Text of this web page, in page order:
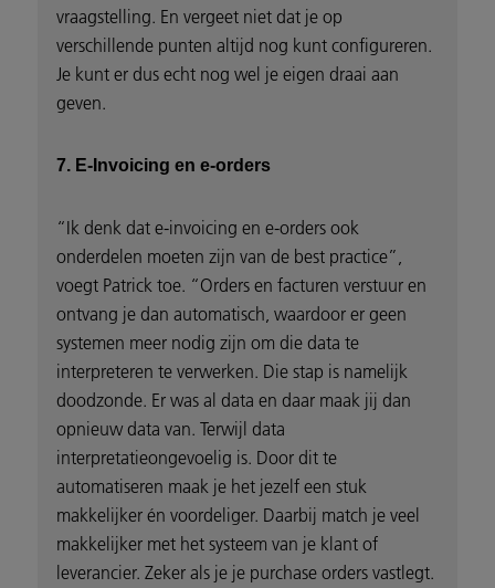
vraagstelling. En vergeet niet dat je op
verschillende punten altijd nog kunt configureren.
Je kunt er dus echt nog wel je eigen draai aan
geven.
7. E-Invoicing en e-orders
“Ik denk dat e-invoicing en e-orders ook
onderdelen moeten zijn van de best practice”,
voegt Patrick toe. “Orders en facturen verstuur en
ontvang je dan automatisch, waardoor er geen
systemen meer nodig zijn om die data te
interpreteren te verwerken. Die stap is namelijk
doodzonde. Er was al data en daar maak jij dan
opnieuw data van. Terwijl data
interpretatieongevoelig is. Door dit te
automatiseren maak je het jezelf een stuk
makkelijker én voordeliger. Daarbij match je veel
makkelijker met het systeem van je klant of
leverancier. Zeker als je je purchase orders vastlegt.